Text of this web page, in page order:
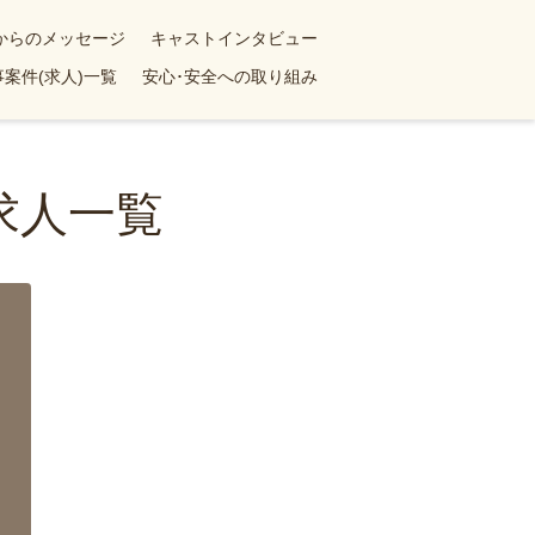
らのメッセージ
キャストインタビュー
案件(求人)一覧
安心･安全への取り組み
人一覧